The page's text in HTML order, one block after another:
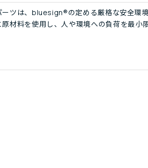
ツは、bluesign®の定める厳格な安全環境
材料を使用し、人や環境への負荷を最小